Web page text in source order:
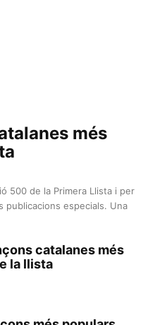
més
500 de la Primera Llista i per
publicacions especials. Una
catalanes més
la llista